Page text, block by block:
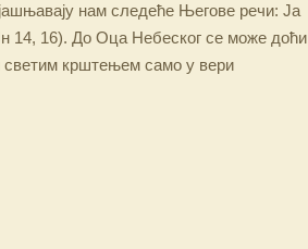
нам следеће Његове речи: Ја
14, 16). До Оца Небеског се може доћи
светим крштењем само у вери